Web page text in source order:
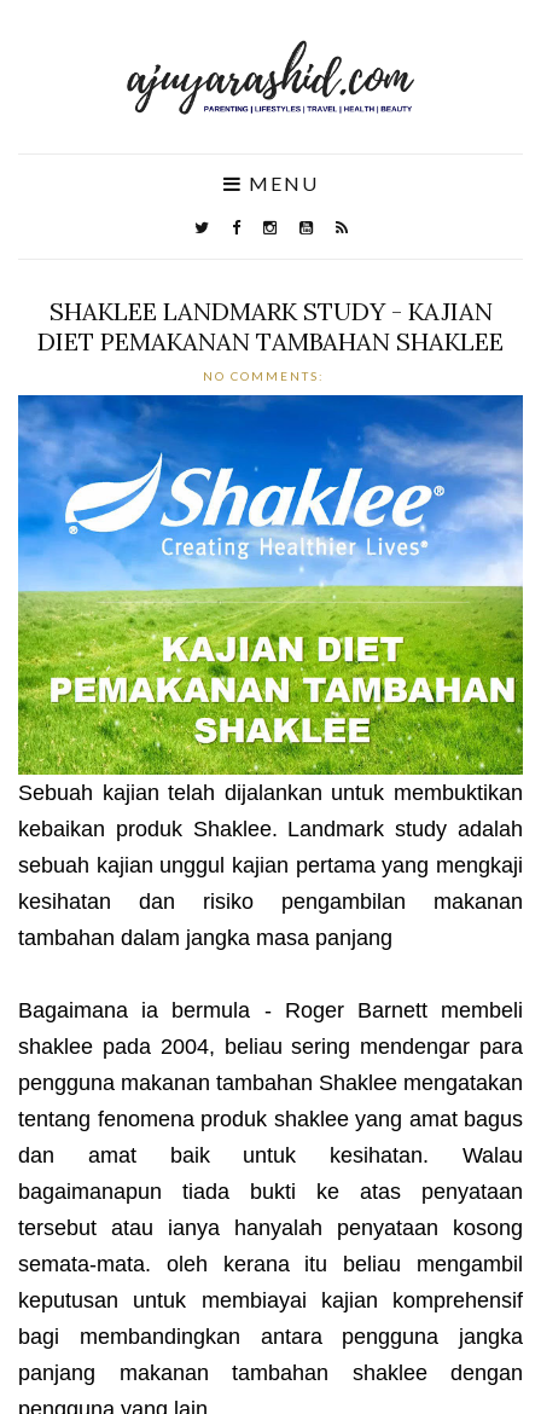
MENU
SHAKLEE LANDMARK STUDY - KAJIAN
DIET PEMAKANAN TAMBAHAN SHAKLEE
NO COMMENTS:
Sebuah kajian telah dijalankan untuk membuktikan
kebaikan produk Shaklee. Landmark study adalah
sebuah kajian unggul kajian pertama yang mengkaji
kesihatan dan risiko pengambilan makanan
tambahan dalam jangka masa panjang
Bagaimana ia bermula - Roger Barnett membeli
shaklee pada 2004, beliau sering mendengar para
pengguna makanan tambahan Shaklee mengatakan
tentang fenomena produk shaklee yang amat bagus
dan amat baik untuk kesihatan. Walau
bagaimanapun tiada bukti ke atas penyataan
tersebut atau ianya hanyalah penyataan kosong
semata-mata. oleh kerana itu beliau mengambil
keputusan untuk membiayai kajian komprehensif
bagi membandingkan antara pengguna jangka
panjang makanan tambahan shaklee dengan
pengguna yang lain